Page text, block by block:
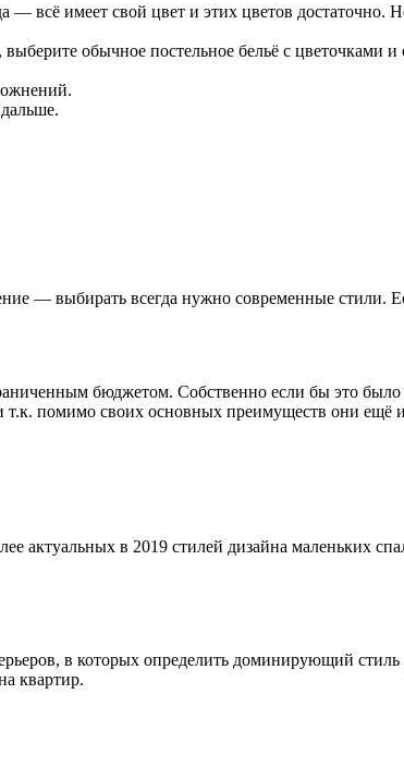
имеет свой цвет и этих цветов достаточно.
обычное постельное бельё с цветочками и
— выбирать всегда нужно современные стили.
бюджетом. Собственно если бы это
т.к. помимо своих основных преимуществ они ещё
актуальных в 2019 стилей дизайна маленьких
в которых определить доминирующий
квартир.